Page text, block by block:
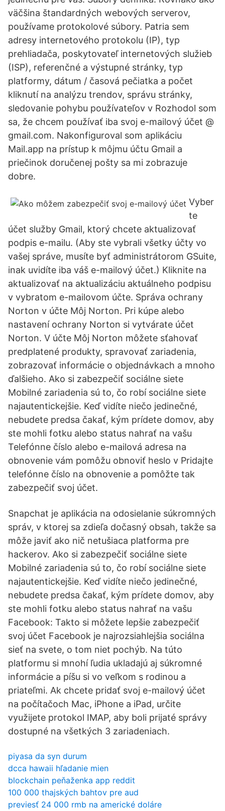
väčšina štandardných webových serverov,
používame protokolové súbory. Patria sem
adresy internetového protokolu (IP), typ
prehliadača, poskytovateľ internetových služieb
(ISP), referenčné a výstupné stránky, typ
platformy, dátum / časová pečiatka a počet
kliknutí na analýzu trendov, správu stránky,
sledovanie pohybu používateľov v Rozhodol som
sa, že chcem používať iba svoj e-mailový účet @
gmail.com. Nakonfiguroval som aplikáciu
Mail.app na prístup k môjmu účtu Gmail a
priečinok doručenej pošty sa mi zobrazuje
dobre.
Vyber
te
účet služby Gmail, ktorý chcete aktualizovať
podpis e-mailu. (Aby ste vybrali všetky účty vo
vašej správe, musíte byť administrátorom GSuite,
inak uvidíte iba váš e-mailový účet.) Kliknite na
aktualizovať na aktualizáciu aktuálneho podpisu
v vybratom e-mailovom účte. Správa ochrany
Norton v účte Môj Norton. Pri kúpe alebo
nastavení ochrany Norton si vytvárate účet
Norton. V účte Môj Norton môžete sťahovať
predplatené produkty, spravovať zariadenia,
zobrazovať informácie o objednávkach a mnoho
ďalšieho. Ako si zabezpečiť sociálne siete
Mobilné zariadenia sú to, čo robí sociálne siete
najautentickejšie. Keď vidíte niečo jedinečné,
nebudete predsa čakať, kým prídete domov, aby
ste mohli fotku alebo status nahrať na vašu
Telefónne číslo alebo e-mailová adresa na
obnovenie vám pomôžu obnoviť heslo v Pridajte
telefónne číslo na obnovenie a pomôžte tak
zabezpečiť svoj účet.
Snapchat je aplikácia na odosielanie súkromných
správ, v ktorej sa zdieľa dočasný obsah, takže sa
môže javiť ako nič netušiaca platforma pre
hackerov. Ako si zabezpečiť sociálne siete
Mobilné zariadenia sú to, čo robí sociálne siete
najautentickejšie. Keď vidíte niečo jedinečné,
nebudete predsa čakať, kým prídete domov, aby
ste mohli fotku alebo status nahrať na vašu
Facebook: Takto si môžete lepšie zabezpečiť
svoj účet Facebook je najrozsiahlejšia sociálna
sieť na svete, o tom niet pochýb. Na túto
platformu si mnohí ľudia ukladajú aj súkromné
informácie a píšu si vo veľkom s rodinou a
priateľmi. Ak chcete pridať svoj e-mailový účet
na počítačoch Mac, iPhone a iPad, určite
využijete protokol IMAP, aby boli prijaté správy
dostupné na všetkých 3 zariadeniach.
piyasa da syn durum
dcca hawaii hľadanie mien
blockchain peňaženka app reddit
100 000 thajských bahtov pre aud
previesť 24 000 rmb na americké doláre